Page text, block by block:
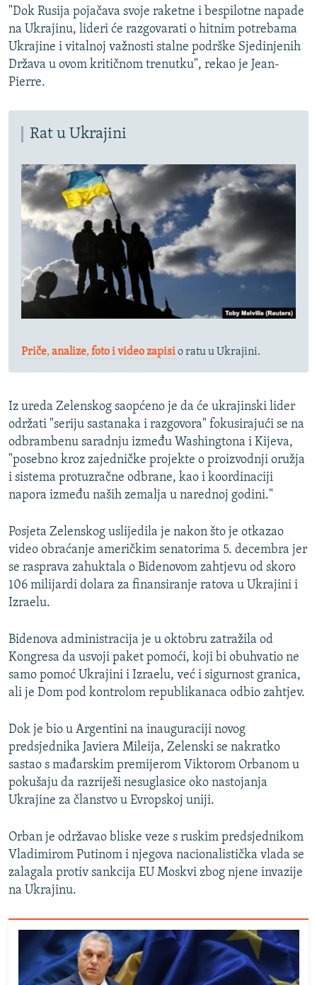
"Dok Rusija pojačava svoje raketne i bespilotne napade
na Ukrajinu, lideri će razgovarati o hitnim potrebama
Ukrajine i vitalnoj važnosti stalne podrške Sjedinjenih
Država u ovom kritičnom trenutku", rekao je Jean-
Pierre.
Rat u Ukrajini
Priče, analize, foto i video zapisio ratu u Ukrajini.
Iz ureda Zelenskog saopćeno je da će ukrajinski lider
održati "seriju sastanaka i razgovora" fokusirajući se na
odbrambenu saradnju između Washingtona i Kijeva,
"posebno kroz zajedničke projekte o proizvodnji oružja
i sistema protuzračne odbrane, kao i koordinaciji
napora između naših zemalja u narednoj godini."
Posjeta Zelenskog uslijedila je nakon što je otkazao
video obraćanje američkim senatorima 5. decembra jer
se rasprava zahuktala o Bidenovom zahtjevu od skoro
106 milijardi dolara za finansiranje ratova u Ukrajini i
Izraelu.
Bidenova administracija je u oktobru zatražila od
Kongresa da usvoji paket pomoći, koji bi obuhvatio ne
samo pomoć Ukrajini i Izraelu, već i sigurnost granica,
ali je Dom pod kontrolom republikanaca odbio zahtjev.
Dok je bio u Argentini na inauguraciji novog
predsjednika Javiera Mileija, Zelenski se nakratko
sastao s mađarskim premijerom Viktorom Orbanom u
pokušaju da razriješi nesuglasice oko nastojanja
Ukrajine za članstvo u Evropskoj uniji.
Orban je održavao bliske veze s ruskim predsjednikom
Vladimirom Putinom i njegova nacionalistička vlada se
zalagala protiv sankcija EU Moskvi zbog njene invazije
na Ukrajinu.